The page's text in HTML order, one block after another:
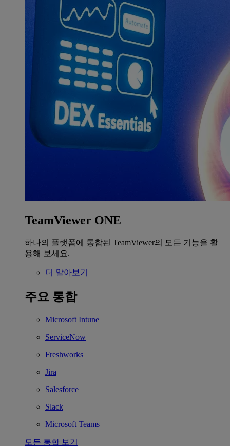
TeamViewer ONE
하나의 플랫폼에 통합된 TeamViewer의 모든 기능을 활
용해 보세요.
더 알아보기
주요 통합
Microsoft Intune
ServiceNow
Freshworks
Jira
Salesforce
Slack
Microsoft Teams
모든 통합 보기